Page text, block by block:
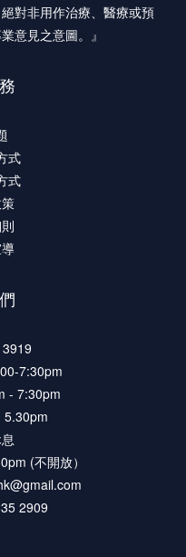
對非用作治療、醫療或預
意見之意圖。』
式
式
7:30pm
- 7:30pm
5.30pm
(不開放）
2909